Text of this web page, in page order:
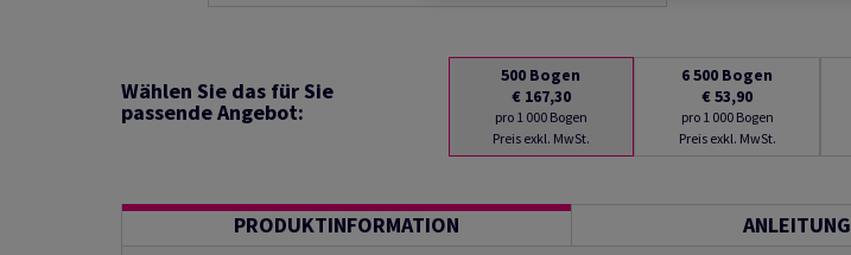
Wählen Sie das für Sie
passende Angebot:
500 Bogen
€ 167,30
pro 1 000 Bogen
Preis exkl. MwSt.
6 500 Bogen
€ 53,90
pro 1 000 Bogen
Preis exkl. MwSt.
PRODUKTINFORMATION ANLEITUNG